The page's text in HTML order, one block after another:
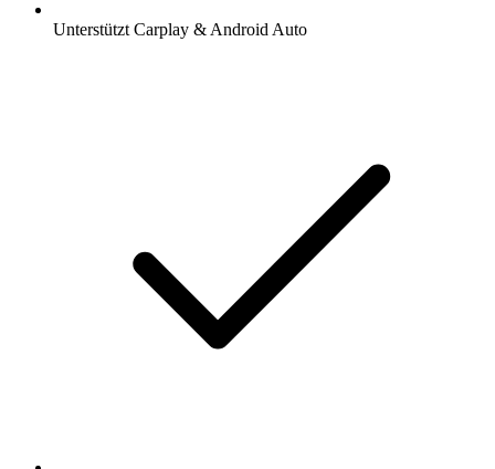
Unterstützt Carplay & Android Auto